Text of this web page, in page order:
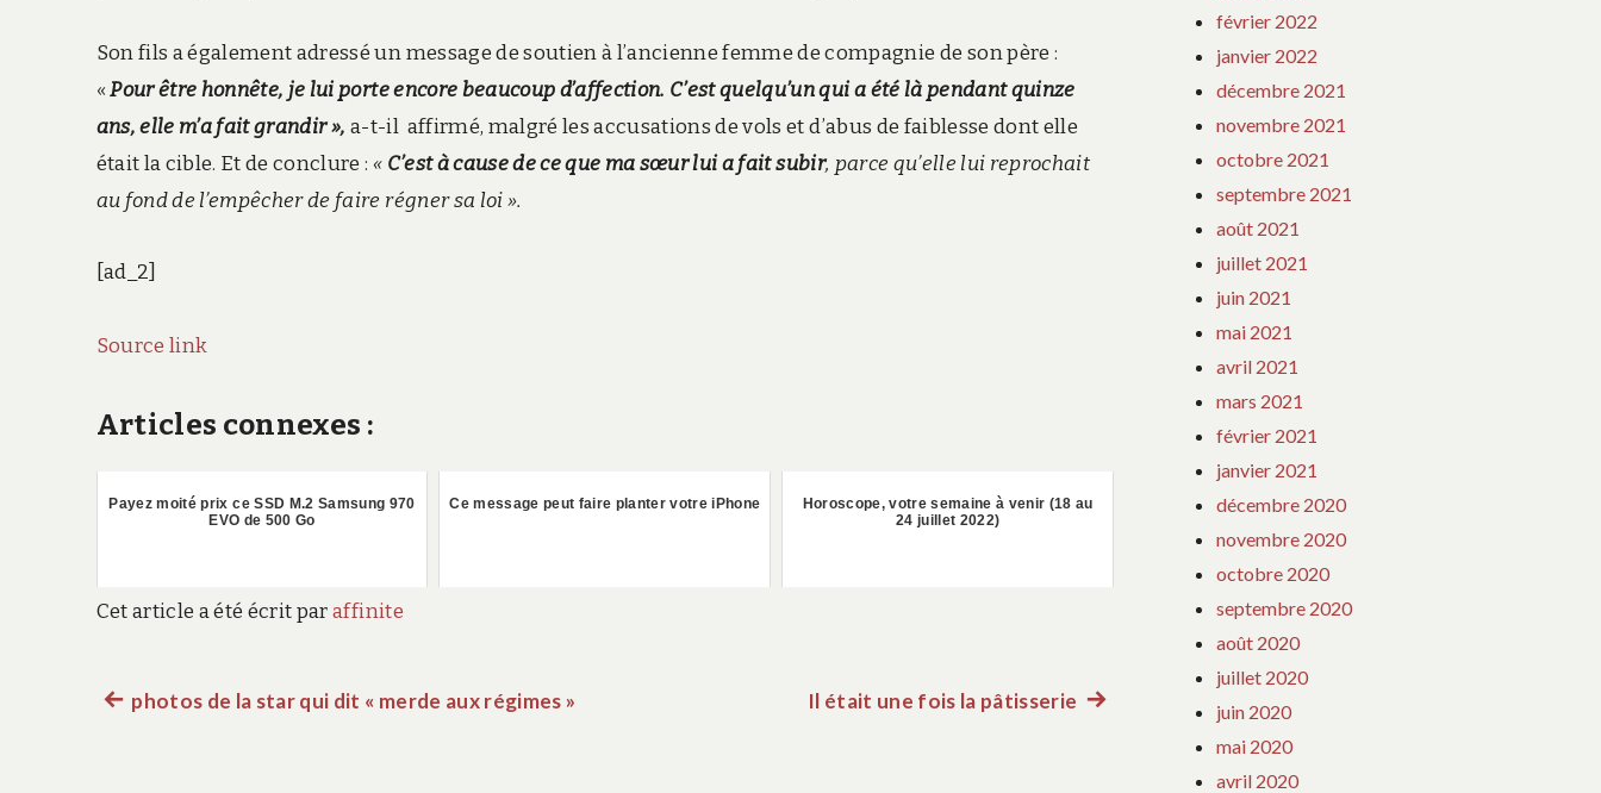
Son fils a également adressé un message de soutien à l’ancienne femme de compagnie de son père :
«Pour être honnête, je lui porte encore beaucoup d’affection. C’est quelqu’un qui a été là pendant quinze
ans, elle m’a fait grandir », a-t-il affirmé, malgré les accusations de vols et d’abus de faiblesse dont elle
était la cible. Et de conclure : « C’est à cause de ce que ma sœur lui a fait subir, parce qu’elle lui reprochait
au fond de l’empêcher de faire régner sa loi ».
[ad_2]
Source link
Articles connexes :
Payez moité prix ce SSD M.2 Samsung 970
EVO de 500 Go
Ce message peut faire planter votre iPhone
Horoscope, votre semaine à venir (18 au
24 juillet 2022)
Cet article a été écrit paraffinite
Navigation
Article
photos de la star qui dit « merde aux régimes » Il était une fois la pâtisserie Article
février 2022
janvier 2022
décembre 2021
novembre 2021
octobre 2021
septembre 2021
août 2021
juillet 2021
juin 2021
mai 2021
avril 2021
mars 2021
février 2021
janvier 2021
décembre 2020
novembre 2020
octobre 2020
septembre 2020
août 2020
juillet 2020
juin 2020
mai 2020
avril 2020